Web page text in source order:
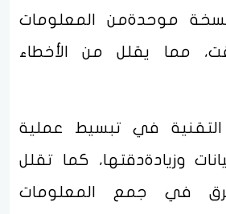
موحدةمن المعلومات
مما يقلل من الأخطاء
في تبسيط عملية
وزيادةدقتها، كما تقلل
في جمع المعلومات